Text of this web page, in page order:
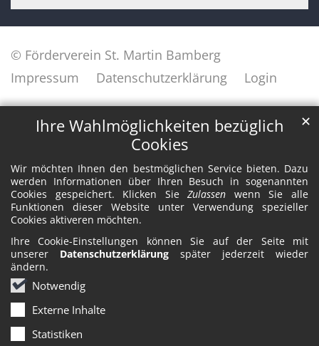
Ihre Wahlmöglichkeiten bezüglich
Cookies
Wir möchten Ihnen den bestmöglichen Service bieten. Dazu
werden Informationen über Ihren Besuch in sogenannten
Cookies gespeichert. Klicken SieZulassen wenn Sie alle
Funktionen dieser Website unter Verwendung spezieller
Cookies aktiveren möchten.
Ihre Cookie-Einstellungen können Sie auf der Seite mit
unserer Datenschutzerklärung später jederzeit wieder
ändern.
Notwendig
Externe Inhalte
Statistiken
✕
© Förderverein St. Martin Bamberg
Impressum
Datenschutzerklärung Login